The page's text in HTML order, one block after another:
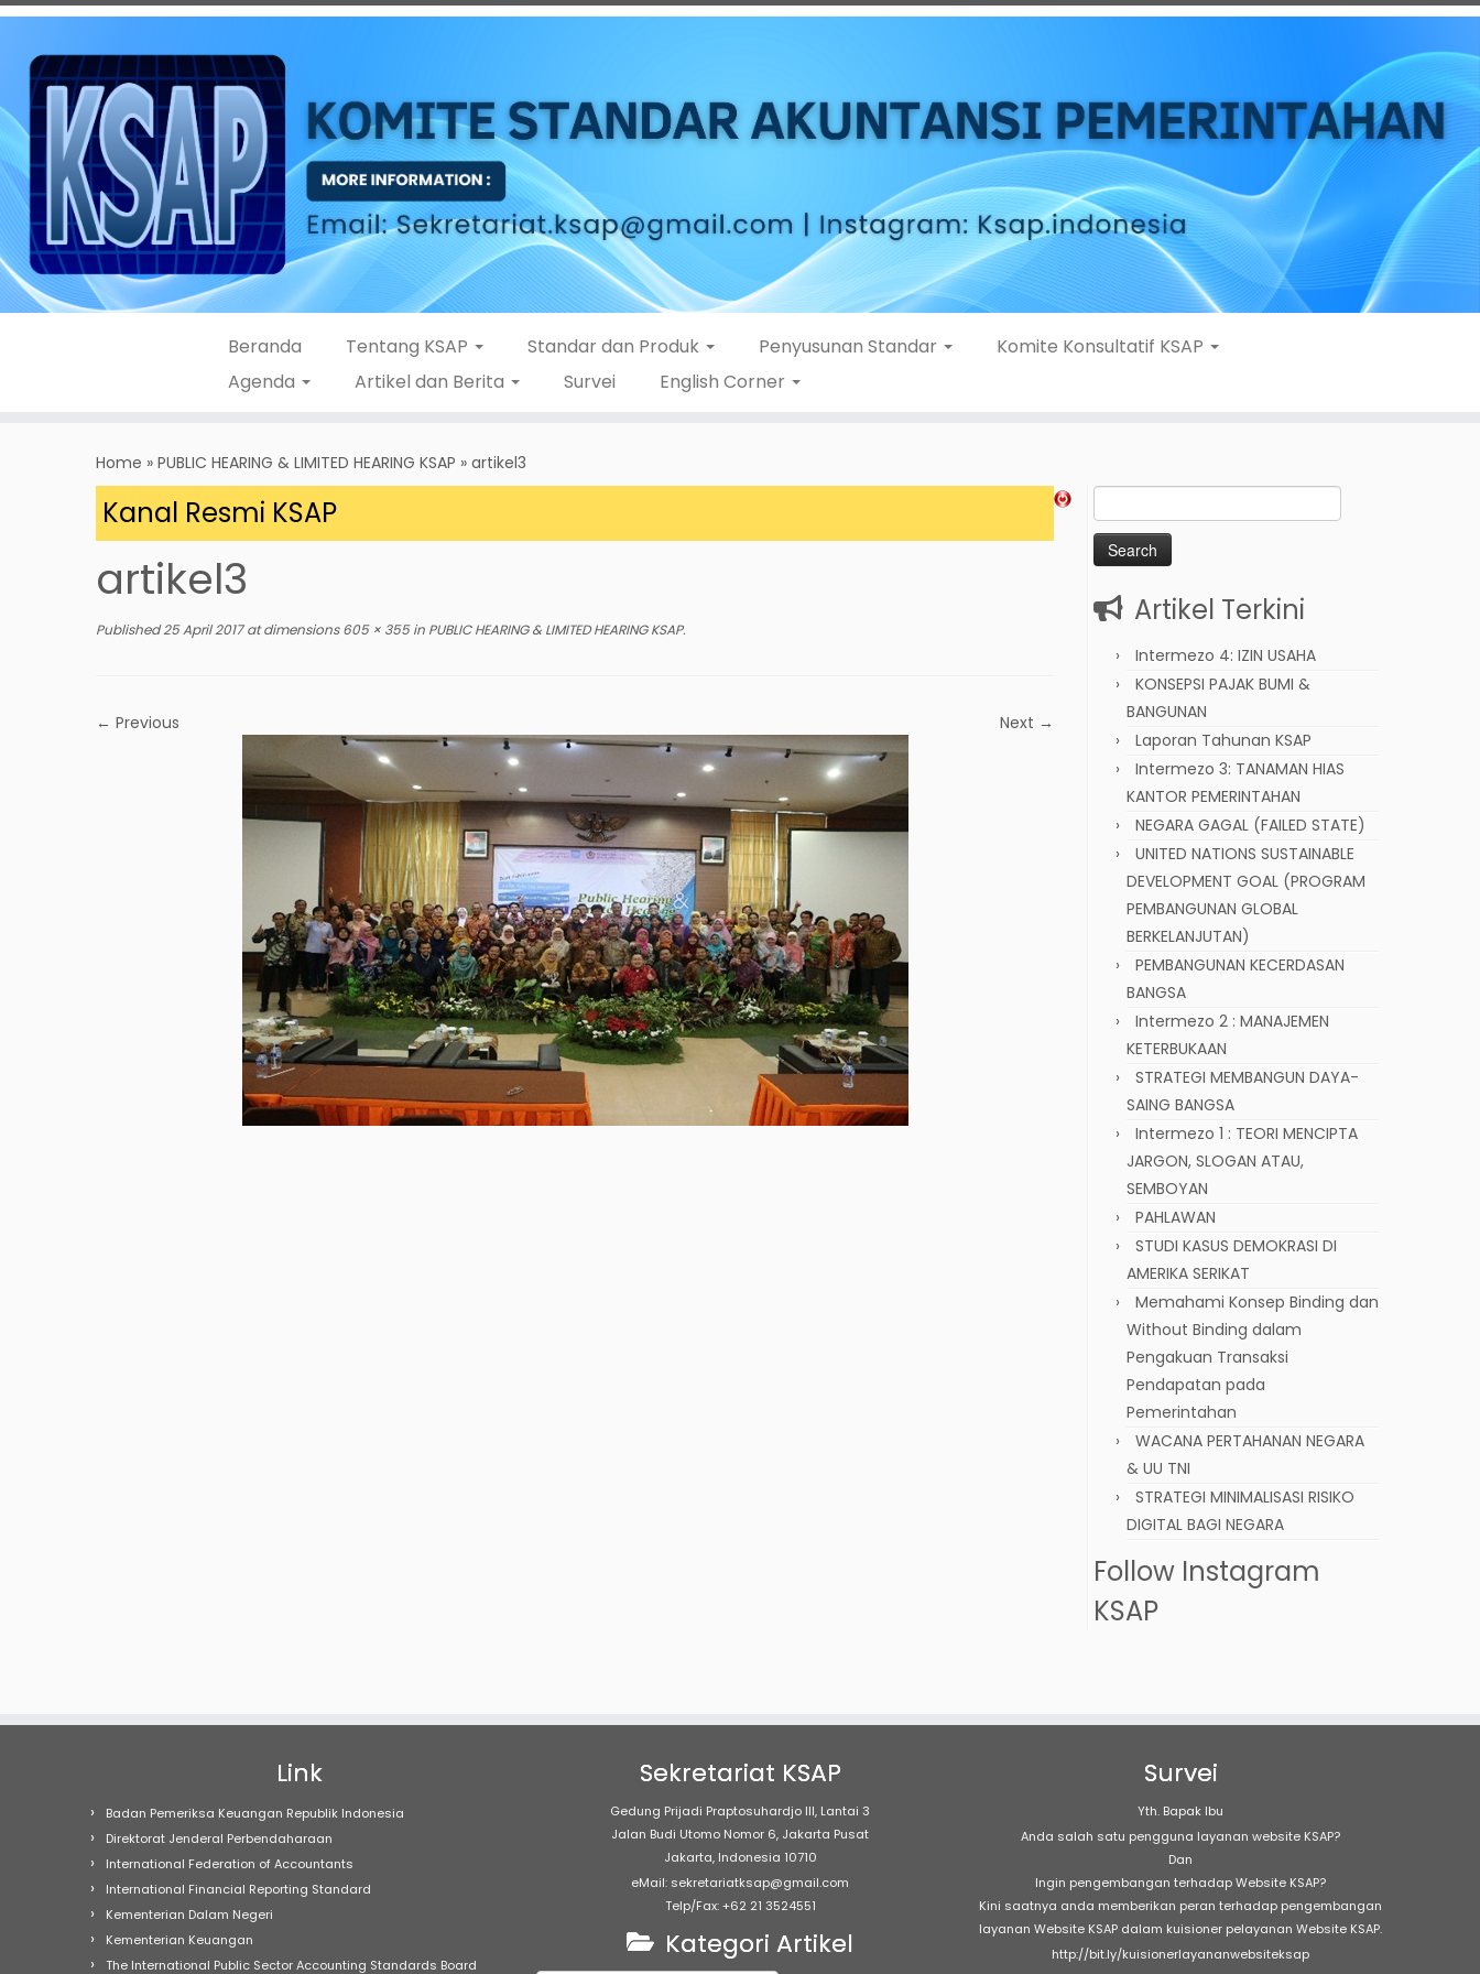
Beranda Tentang KSAP Standar dan Produk Penyusunan Standar
Komite Konsultatif KSAP
Agenda
Artikel dan Berita Survei English Corner
Home » PUBLIC HEARING & LIMITED HEARING KSAP » artikel3
di Kanal Resmi KSAP
artikel3
Published25 April 2017at dimensions605 × 355in PUBLIC HEARING & LIMITED HEARING KSAP.
← Previous Next →
Search
for:
Artikel Terkini
Intermezo 4: IZIN USAHA
KONSEPSI PAJAK BUMI &
BANGUNAN
Laporan Tahunan KSAP
Intermezo 3: TANAMAN HIAS
KANTOR PEMERINTAHAN
NEGARA GAGAL (FAILED STATE)
UNITED NATIONS SUSTAINABLE
DEVELOPMENT GOAL (PROGRAM
PEMBANGUNAN GLOBAL
BERKELANJUTAN)
PEMBANGUNAN KECERDASAN
BANGSA
Intermezo 2 : MANAJEMEN
KETERBUKAAN
STRATEGI MEMBANGUN DAYA-
SAING BANGSA
Intermezo 1 : TEORI MENCIPTA
JARGON, SLOGAN ATAU,
SEMBOYAN
PAHLAWAN
STUDI KASUS DEMOKRASI DI
AMERIKA SERIKAT
Memahami Konsep Binding dan
Without Binding dalam
Pengakuan Transaksi
Pendapatan pada
Pemerintahan
WACANA PERTAHANAN NEGARA
& UU TNI
STRATEGI MINIMALISASI RISIKO
DIGITAL BAGI NEGARA
Follow Instagram
KSAP
Link
Badan Pemeriksa Keuangan Republik Indonesia
Direktorat Jenderal Perbendaharaan
International Federation of Accountants
International Financial Reporting Standard
Kementerian Dalam Negeri
Kementerian Keuangan
The International Public Sector Accounting Standards Board
Sekretariat KSAP
Gedung Prijadi Praptosuhardjo III, Lantai 3
Jalan Budi Utomo Nomor 6, Jakarta Pusat
Jakarta, Indonesia 10710
eMail: sekretariatksap@gmail.com
Telp/Fax: +62 21 3524551
Kategori Artikel
Survei
Yth. Bapak Ibu
Anda salah satu pengguna layanan website KSAP?
Dan
Ingin pengembangan terhadap Website KSAP?
Kini saatnya anda memberikan peran terhadap pengembangan
layanan Website KSAP dalam kuisioner pelayanan Website KSAP.
http://bit.ly/kuisionerlayananwebsiteksap